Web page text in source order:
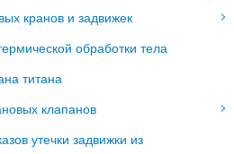
кранов и задвижек
обработки тела
титана
клапанов
утечки задвижки из